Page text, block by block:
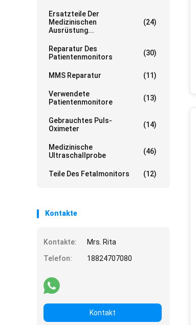
Ersatzteile Der
Medizinischen
Ausrüstung...
(24)
Reparatur Des
Patientenmonitors
(30)
MMS Reparatur (11)
Verwendete
Patientenmonitore
(13)
Gebrauchtes Puls-
Oximeter
(14)
Medizinische
Ultraschallprobe
(46)
Teile Des Fetalmonitors (12)
Kontakte
Kontakte:
Mrs. Rita
Telefon:
18824707080
Kontakt